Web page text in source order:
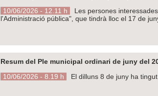
10/06/2026 - 12.11 h
Les persones
l'Administració pública", que tindrà lloc el 17 de
Resum del Ple municipal ordinari de juny del
10/06/2026 - 8.19 h
El dilluns 8 de juny ha